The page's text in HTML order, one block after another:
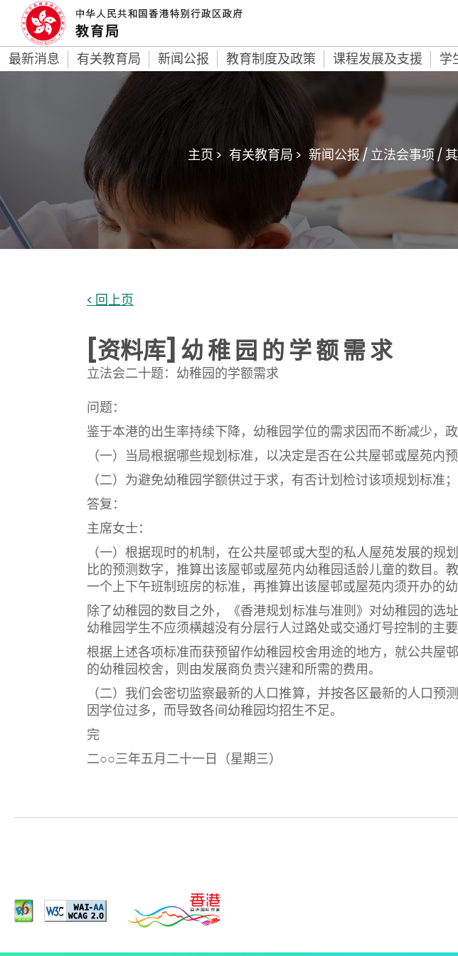
最新消息 有关教育局 新闻公报 教育制度及政策 课程发展及支援 学
主页 > 有关教育局 > 新闻公报 / 立法会事项 /
< 回上页
[资料库] 幼 稚 园 的 学 额 需 求
立法会二十题：幼稚园的学额需求
问题：
鉴于本港的出生率持续下降，幼稚园学位的需求因而不断减少，政
（一）当局根据哪些规划标准，以决定是否在公共屋邨或屋苑内
（二）为避免幼稚园学额供过于求，有否计划检讨该项规划标准
答复：
主席女士：
（一）根据现时的机制，在公共屋邨或大型的私人屋苑发展的
比的预测数字，推算出该屋邨或屋苑内幼稚园适龄儿童的数目。
一个上下午班制班房的标准，再推算出该屋邨或屋苑内须开办的幼
除了幼稚园的数目之外，《香港规划标准与准则》对幼稚园的选
幼稚园学生不应须横越没有分层行人过路处或交通灯号控制的主要
根据上述各项标准而获预留作幼稚园校舍用途的地方，就公共屋
的幼稚园校舍，则由发展商负责兴建和所需的费用。
（二）我们会密切监察最新的人口推算，并按各区最新的人口
因学位过多，而导致各间幼稚园均招生不足。
完
二○○三年五月二十一日（星期三）